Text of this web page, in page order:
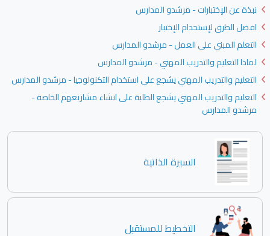
نبذة عن الإختبارات - مرشدو المدارس
افضل الطرق لإستخدام الإختبار
التعلم المبني على العمل - مرشدو المدارس
لماذا التعليم والتدريب المهني - مرشدو المدارس
التعليم والتدريب المهني يشجع على استخدام التكنولوجيا - مرشدو المدارس
التعليم والتدريب المهني يشجع الطلبة على انشاء مشاريعهم الخاصة -
مرشدو المدارس
السيرة الذاتية
التخطيط للمستقبل